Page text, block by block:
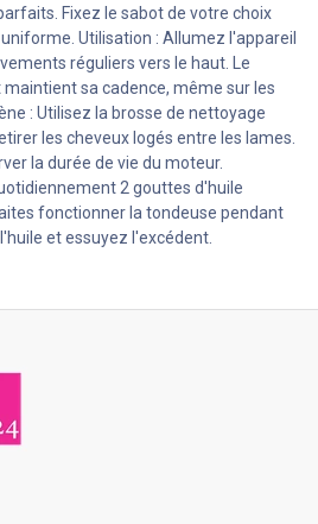
Fixez le sabot de votre choix
Utilisation : Allumez l'appareil
réguliers vers le haut. Le
sa cadence, même sur les
: Utilisez la brosse de nettoyage
les cheveux logés entre les lames.
la durée de vie du moteur.
2 gouttes d'huile
fonctionner la tondeuse pendant
et essuyez l'excédent.